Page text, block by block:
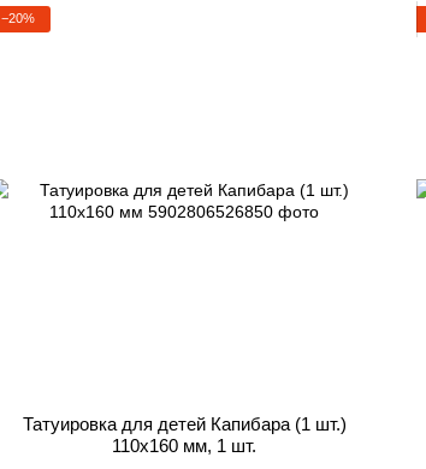
−20%
Татуировка для детей Капибара (1 шт.)
110х160 мм, 1 шт.